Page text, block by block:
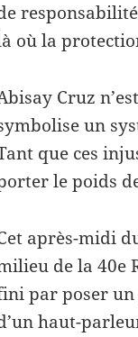
où la
Cruz
un
que ces
le poids
après-midi
de la 40e
par poser un
haut-